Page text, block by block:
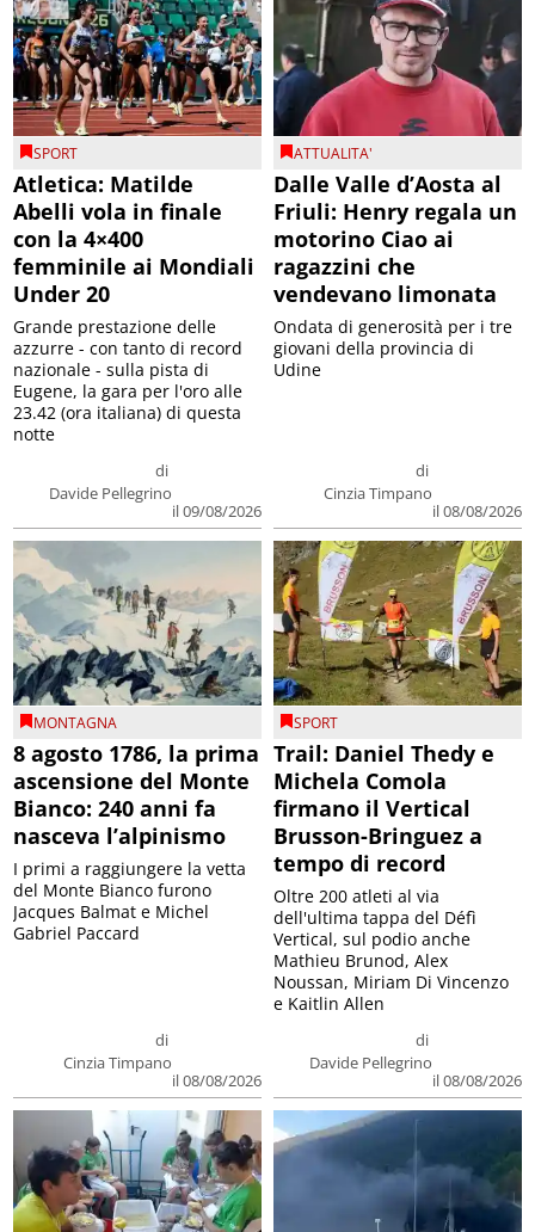
SPORT
Atletica: Matilde
Abelli vola in finale
con la 4×400
femminile ai Mondiali
Under 20
di
Davide Pellegrino
il 09/08/2026
Grande prestazione delle
azzurre - con tanto di record
nazionale - sulla pista di
Eugene, la gara per l'oro alle
23.42 (ora italiana) di questa
notte
ATTUALITA'
Dalle Valle d’Aosta al
Friuli: Henry regala un
motorino Ciao ai
ragazzini che
vendevano limonata
di
Cinzia Timpano
il 08/08/2026
Ondata di generosità per i tre
giovani della provincia di
Udine
MONTAGNA
8 agosto 1786, la prima
ascensione del Monte
Bianco: 240 anni fa
nasceva l’alpinismo
di
Cinzia Timpano
il 08/08/2026
I primi a raggiungere la vetta
del Monte Bianco furono
Jacques Balmat e Michel
Gabriel Paccard
SPORT
Trail: Daniel Thedy e
Michela Comola
firmano il Vertical
Brusson-Bringuez a
tempo di record
di
Davide Pellegrino
il 08/08/2026
Oltre 200 atleti al via
dell'ultima tappa del Défì
Vertical, sul podio anche
Mathieu Brunod, Alex
Noussan, Miriam Di Vincenzo
e Kaitlin Allen